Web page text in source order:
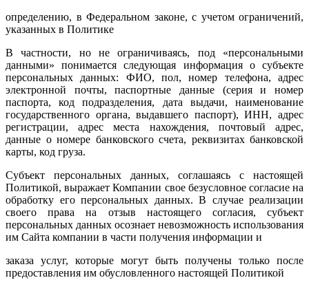
определению, в Федеральном законе, с учетом ограничений,
указанных в Политике
В частности, но не ограничиваясь, под «персональными
данными» понимается следующая информация о субъекте
персональных данных: ФИО, пол, номер телефона, адрес
электронной почты, паспортные данные (серия и номер
паспорта, код подразделения, дата выдачи, наименование
государственного органа, выдавшего паспорт), ИНН, адрес
регистрации, адрес места нахождения, почтовый адрес,
данные о номере банковского счета, реквизитах банковской
карты, код груза.
Субъект персональных данных, соглашаясь с настоящей
Политикой, выражает Компании свое безусловное согласие на
обработку его персональных данных. В случае реализации
своего права на отзыв настоящего согласия, субъект
персональных данных осознает невозможность использования
им Сайта компании в части получения информации и
заказа услуг, которые могут быть получены только после
предоставления им обусловленного настоящей Политикой